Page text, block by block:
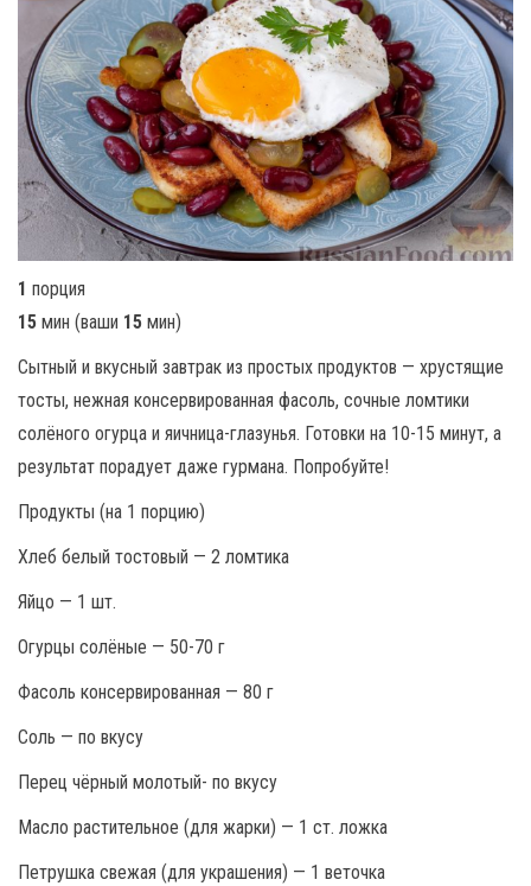
1 порция
15 мин (ваши 15 мин)
Сытный и вкусный завтрак из простых продуктов — хрустящие
тосты, нежная консервированная фасоль, сочные ломтики
солёного огурца и яичница-глазунья. Готовки на 10-15 минут, а
результат порадует даже гурмана. Попробуйте!
Продукты (на 1 порцию)
Хлеб белый тостовый — 2 ломтика
Яйцо — 1 шт.
Огурцы солёные — 50-70 г
Фасоль консервированная — 80 г
Соль — по вкусу
Перец чёрный молотый- по вкусу
Масло растительное (для жарки) — 1 ст. ложка
Петрушка свежая (для украшения) — 1 веточка